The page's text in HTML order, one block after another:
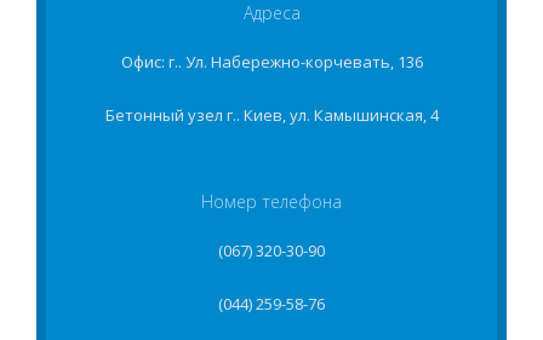
Адреса
Офис: г.. Ул. Набережно-корчевать, 136
Бетонный узел г.. Киев, ул. Камышинская, 4
Номер телефона
(067) 320-30-90
(044) 259-58-76